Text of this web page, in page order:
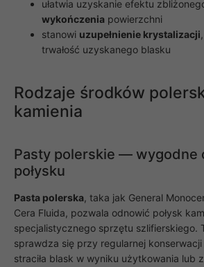
ułatwia uzyskanie efektu
wykończenia powierzchni
stanowi uzupełnienie krystalizacji
trwałość uzyskanego blasku
Rodzaje środków
kamienia
Pasty polerskie — wygodne
połysku
Pasta polerska, taka jak General
Cera Fluida, pozwala odnowić połysk
specjalistycznego sprzętu szlifierskiego.
sprawdza się przy regularnej
straciła blask w wyniku użytkowania lub
treści